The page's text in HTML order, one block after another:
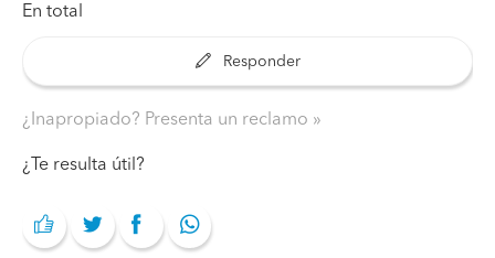
En total
Responder
¿Inapropiado? Presenta un reclamo
¿Te resulta útil?